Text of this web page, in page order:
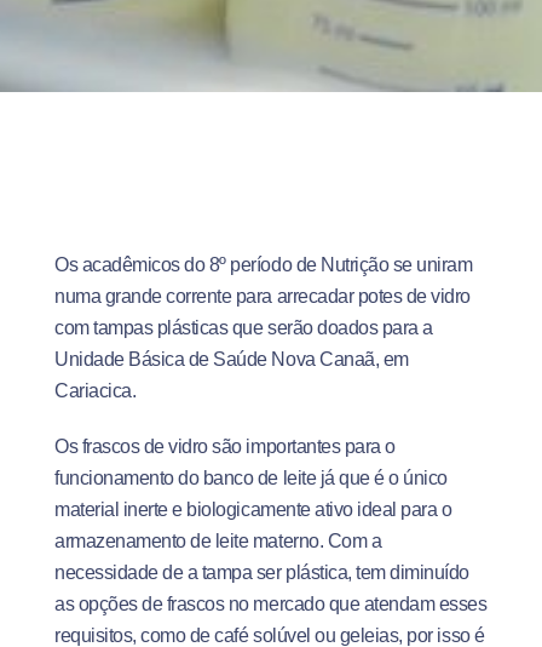
Os acadêmicos do 8º período de Nutrição se uniram
numa grande corrente para arrecadar potes de vidro
com tampas plásticas que serão doados para a
Unidade Básica de Saúde Nova Canaã, em
Cariacica.
Os frascos de vidro são importantes para o
funcionamento do banco de leite já que é o único
material inerte e biologicamente ativo ideal para o
armazenamento de leite materno. Com a
necessidade de a tampa ser plástica, tem diminuído
as opções de frascos no mercado que atendam esses
requisitos, como de café solúvel ou geleias, por isso é